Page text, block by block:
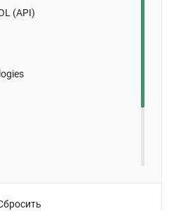
(API)